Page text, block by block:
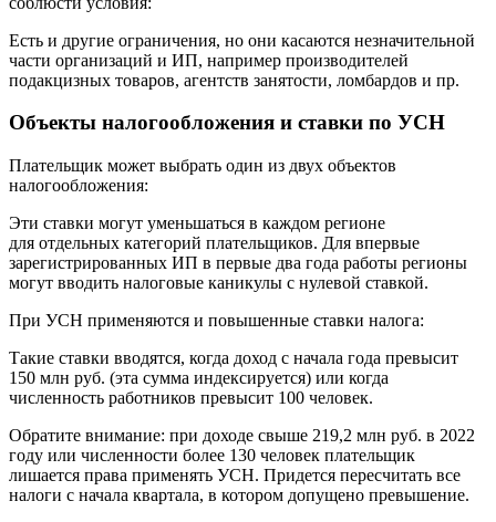
Есть и другие ограничения, но они касаются незначительной
части организаций и ИП, например производителей
подакцизных товаров, агентств занятости, ломбардов и пр.
Объекты налогообложения и ставки по УСН
Плательщик может выбрать один из двух объектов
налогообложения:
Эти ставки могут уменьшаться в каждом регионе
для отдельных категорий плательщиков. Для впервые
зарегистрированных ИП в первые два года работы регионы
могут вводить налоговые каникулы с нулевой ставкой.
При УСН применяются и повышенные ставки налога:
Такие ставки вводятся, когда доход с начала года превысит
150 млн руб. (эта сумма индексируется) или когда
численность работников превысит 100 человек.
Обратите внимание: при доходе свыше 219,2 млн руб. в 2022
году или численности более 130 человек плательщик
лишается права применять УСН. Придется пересчитать все
налоги с начала квартала, в котором допущено превышение.